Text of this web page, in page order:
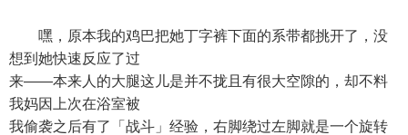
嘿，原本我的鸡巴把她丁字裤下面的系带都挑开了，没
想到她快速反应了过
来——本来人的大腿这儿是并不拢且有很大空隙的，却不料
我妈因上次在浴室被
我偷袭之后有了「战斗」经验，右脚绕过左脚就是一个旋转